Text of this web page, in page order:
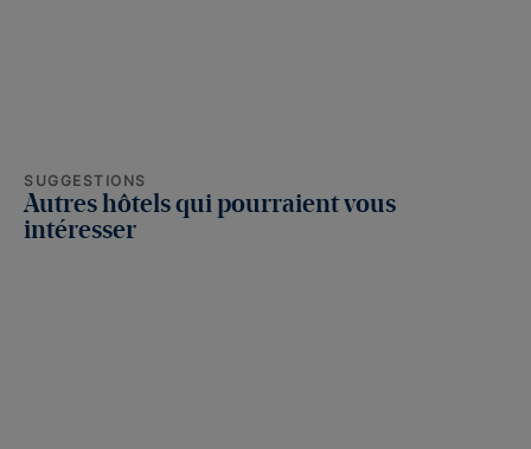
SUGGESTIONS
Autres hôtels qui pourraient vous
intéresser